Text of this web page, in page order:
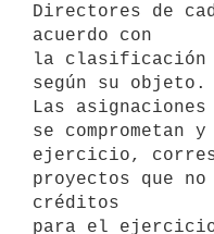
Directores de
acuerdo con
la clasificación
según su objeto.
Las
se comprometan
ejercicio,
proyectos que
créditos
para el